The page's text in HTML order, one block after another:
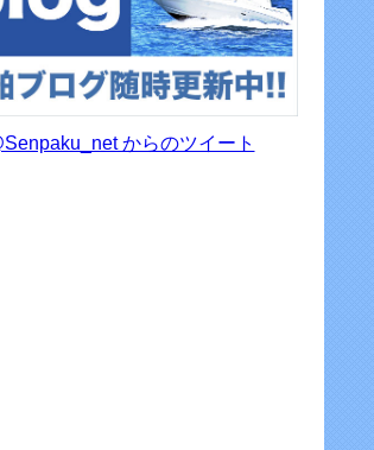
からのツイート